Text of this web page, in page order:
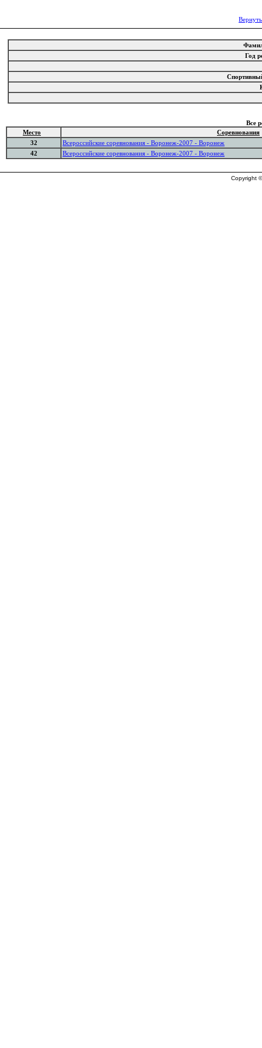
Год
Все
Место
Соревнования
32
Всероссийские соревнования - Воронеж-2007 - Воронеж
42
Всероссийские соревнования - Воронеж-2007 - Воронеж
Copyright